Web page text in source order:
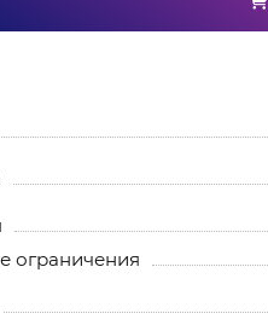
ограничения